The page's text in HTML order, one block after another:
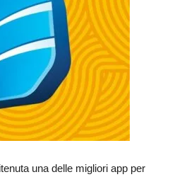
una delle migliori app per